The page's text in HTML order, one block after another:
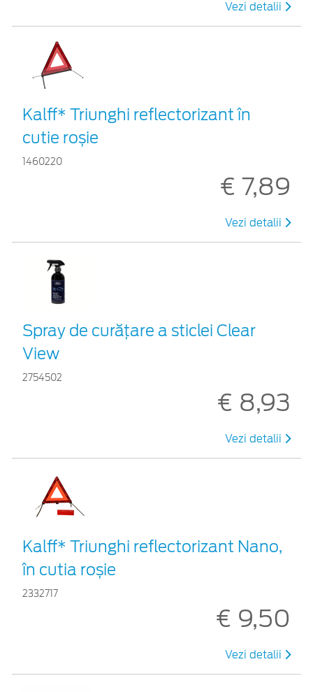
Vezi detalii
Kalff* Triunghi reflectorizant în
cutie roșie
1460220
€ 7,89
Vezi detalii
Spray de curățare a sticlei Clear
View
2754502
€ 8,93
Vezi detalii
Kalff* Triunghi reflectorizant Nano,
în cutia roșie
2332717
€ 9,50
Vezi detalii